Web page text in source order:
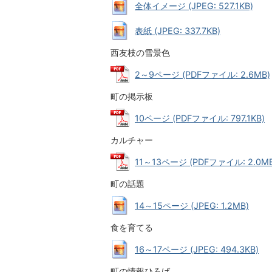
全体イメージ (JPEG: 527.1KB)
表紙 (JPEG: 337.7KB)
西友枝の雪景色
2～9ページ (PDFファイル: 2.6MB)
町の掲示板
10ページ (PDFファイル: 797.1KB)
カルチャー
11～13ページ (PDFファイル:
町の話題
14～15ページ (JPEG: 1.2MB)
食を育てる
16～17ページ (JPEG: 494.3KB)